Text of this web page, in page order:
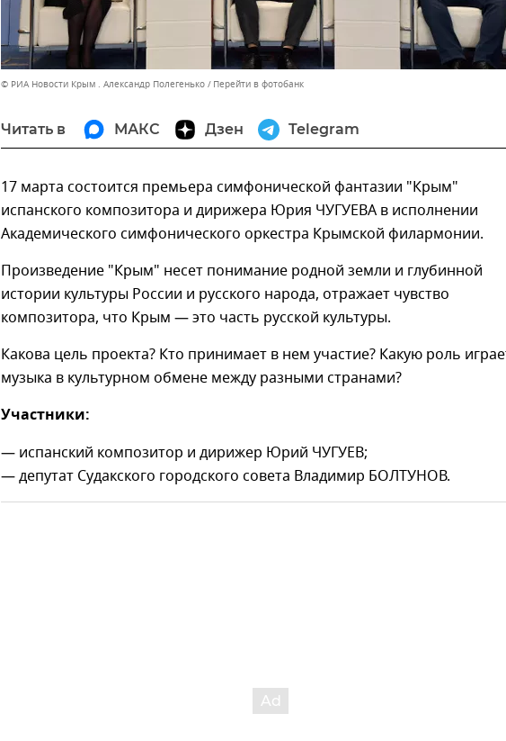
© РИА Новости Крым . Александр Полегенько Перейти в фотобанк
Читать в МАКС Дзен Telegram
17 марта состоится премьера симфонической фантазии "Крым"
испанского композитора и дирижера Юрия ЧУГУЕВА в исполнении
Академического симфонического оркестра Крымской филармонии.
Произведение "Крым" несет понимание родной земли и глубинной
истории культуры России и русского народа, отражает чувство
композитора, что Крым — это часть русской культуры.
Какова цель проекта? Кто принимает в нем участие? Какую роль
музыка в культурном обмене между разными странами?
Участники:
— испанский композитор и дирижер Юрий ЧУГУЕВ;
— депутат Судакского городского совета Владимир БОЛТУНОВ.